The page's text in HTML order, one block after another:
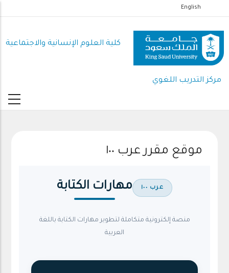
إلى
المحتوى
الرئيسي
English
كلية العلوم اﻹنسانية واﻻجتماعية
مركز التدريب اللغوي
موقع مقرر عرب ١٠٠
عرب ١٠٠ مهارات الكتابة
منصة إلكترونية متكاملة لتطوير مهارات الكتابة باللغة
العربية